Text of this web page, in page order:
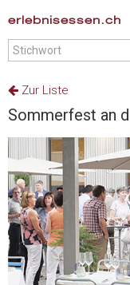
erlebnisessen.ch
Zur Liste
Sommerfest an